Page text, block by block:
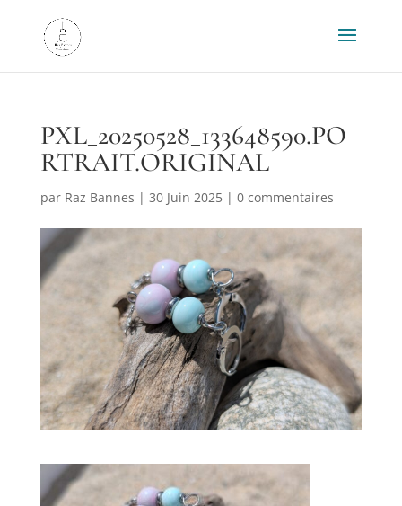
PXL_20250528_133648590.PO
RTRAIT.ORIGINAL
par Raz Bannes | 30 Juin 2025| 0 commentaires